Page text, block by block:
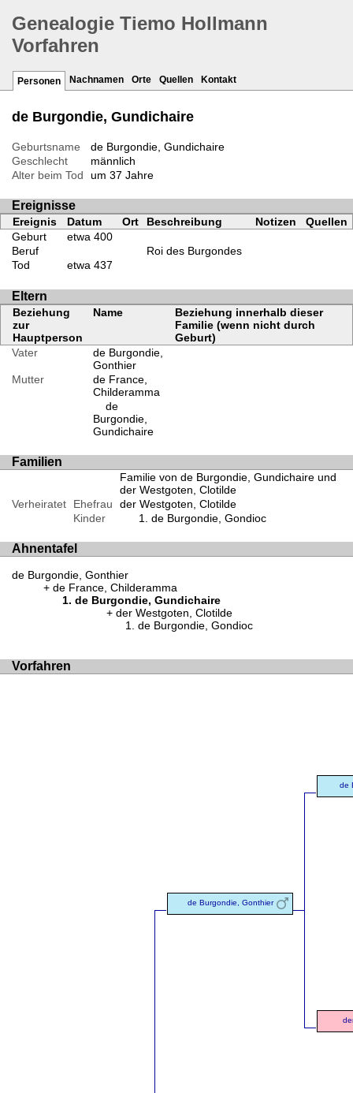
Genealogie Tiemo Hollmann
Vorfahren
Personen Nachnamen Orte Quellen Kontakt
de Burgondie, Gundichaire
Geburtsname
de Burgondie, Gundichaire
Geschlecht
männlich
Alter beim Tod
um 37 Jahre
Ereignisse
Ereignis Datum Ort Beschreibung Notizen
Quellen
Geburt
etwa 400
Beruf
Roi des Burgondes
Tod
etwa 437
Eltern
Beziehung
zur
Hauptperson
Name
Beziehung innerhalb dieser
Familie (wenn nicht durch
Geburt)
Vater
de Burgondie,
Gonthier
Mutter
de France,
Childeramma
de
Burgondie,
Gundichaire
Familien
Familie von de Burgondie, Gundichaire und
der Westgoten, Clotilde
Verheiratet
Ehefrau
der Westgoten, Clotilde
Kinder
de Burgondie, Gondioc
Ahnentafel
de Burgondie, Gonthier
de France, Childeramma
de Burgondie, Gundichaire
der Westgoten, Clotilde
de Burgondie, Gondioc
Vorfahren
de Burgondie, Gonthier
de